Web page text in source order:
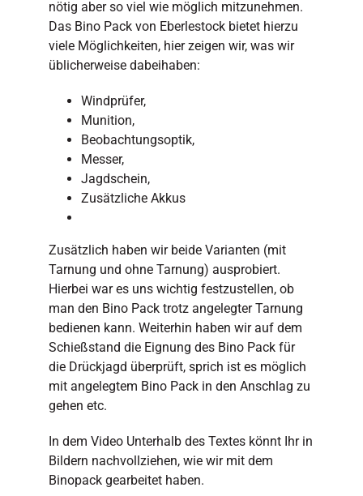
nötig aber so viel wie möglich mitzunehmen.
Das Bino Pack von Eberlestock bietet hierzu
viele Möglichkeiten, hier zeigen wir, was wir
üblicherweise dabeihaben:
Windprüfer,
Munition,
Beobachtungsoptik,
Messer,
Jagdschein,
Zusätzliche Akkus
Zusätzlich haben wir beide Varianten (mit
Tarnung und ohne Tarnung) ausprobiert.
Hierbei war es uns wichtig festzustellen, ob
man den Bino Pack trotz angelegter Tarnung
bedienen kann. Weiterhin haben wir auf dem
Schießstand die Eignung des Bino Pack für
die Drückjagd überprüft, sprich ist es möglich
mit angelegtem Bino Pack in den Anschlag zu
gehen etc.
In dem Video Unterhalb des Textes könnt Ihr in
Bildern nachvollziehen, wie wir mit dem
Binopack gearbeitet haben.